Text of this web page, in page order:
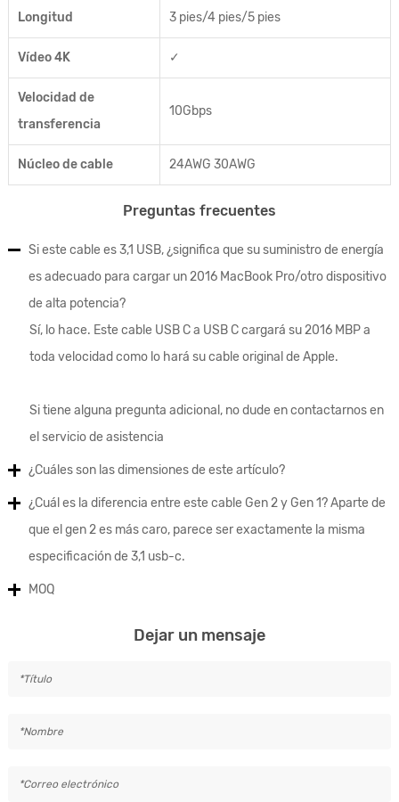
Longitud 3 pies/4 pies/5 pies
Vídeo 4K ✓
Velocidad de
transferencia
10Gbps
Núcleo de cable 24AWG 30AWG
Preguntas frecuentes
Si este cable es 3,1 USB, ¿significa que su suministro de energía
es adecuado para cargar un 2016 MacBook Pro/otro dispositivo
de alta potencia?
Sí, lo hace. Este cable USB C a USB C cargará su 2016 MBP a
toda velocidad como lo hará su cable original de Apple.
Si tiene alguna pregunta adicional, no dude en contactarnos en
el servicio de asistencia
¿Cuáles son las dimensiones de este artículo?
¿Cuál es la diferencia entre este cable Gen 2 y Gen 1? Aparte de
que el gen 2 es más caro, parece ser exactamente la misma
especificación de 3,1 usb-c.
MOQ
Dejar un mensaje